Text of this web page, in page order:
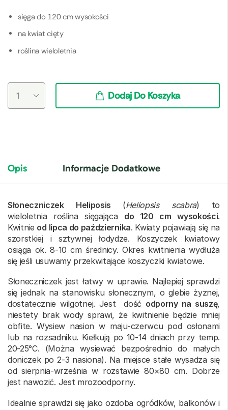
sięga do 120 cm wysokości
na kwiat cięty
roślina wieloletnia
Dodaj Do Koszyka
Opis Informacje Dodatkowe
Słoneczniczek Heliposis (Heliopsis scabra) to
wieloletnia roślina sięgająca do 120 cm wysokości.
Kwitnie od lipca do października. Kwiaty pojawiają się na
szorstkiej i sztywnej łodydze. Koszyczek kwiatowy
osiąga ok. 8-10 cm średnicy. Okres kwitnienia wydłuża
się jeśli usuwamy przekwitające koszyczki kwiatowe.
Słoneczniczek jest łatwy w uprawie. Najlepiej sprawdzi
się jednak na stanowisku słonecznym, o glebie żyznej,
dostatecznie wilgotnej. Jest dość odporny na suszę,
niestety brak wody sprawi, że kwitnienie będzie mniej
obfite. Wysiew nasion w maju-czerwcu pod osłonami
lub na rozsadniku. Kiełkują po 10-14 dniach przy temp.
20-25°C. (Można wysiewać bezpośrednio do małych
doniczek po 2-3 nasiona). Na miejsce stałe wysadza się
od sierpnia-września w rozstawie 80×80 cm. Dobrze
jest nawozić. Jest mrozoodporny.
Idealnie sprawdzi się jako ozdoba ogródków, balkonów i